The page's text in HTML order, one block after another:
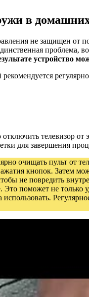
в
не защищен от
проблема,
устройство
телевизор
для завершения
очищать пульт от
кнопок. Затем
не повредить
поможет не только